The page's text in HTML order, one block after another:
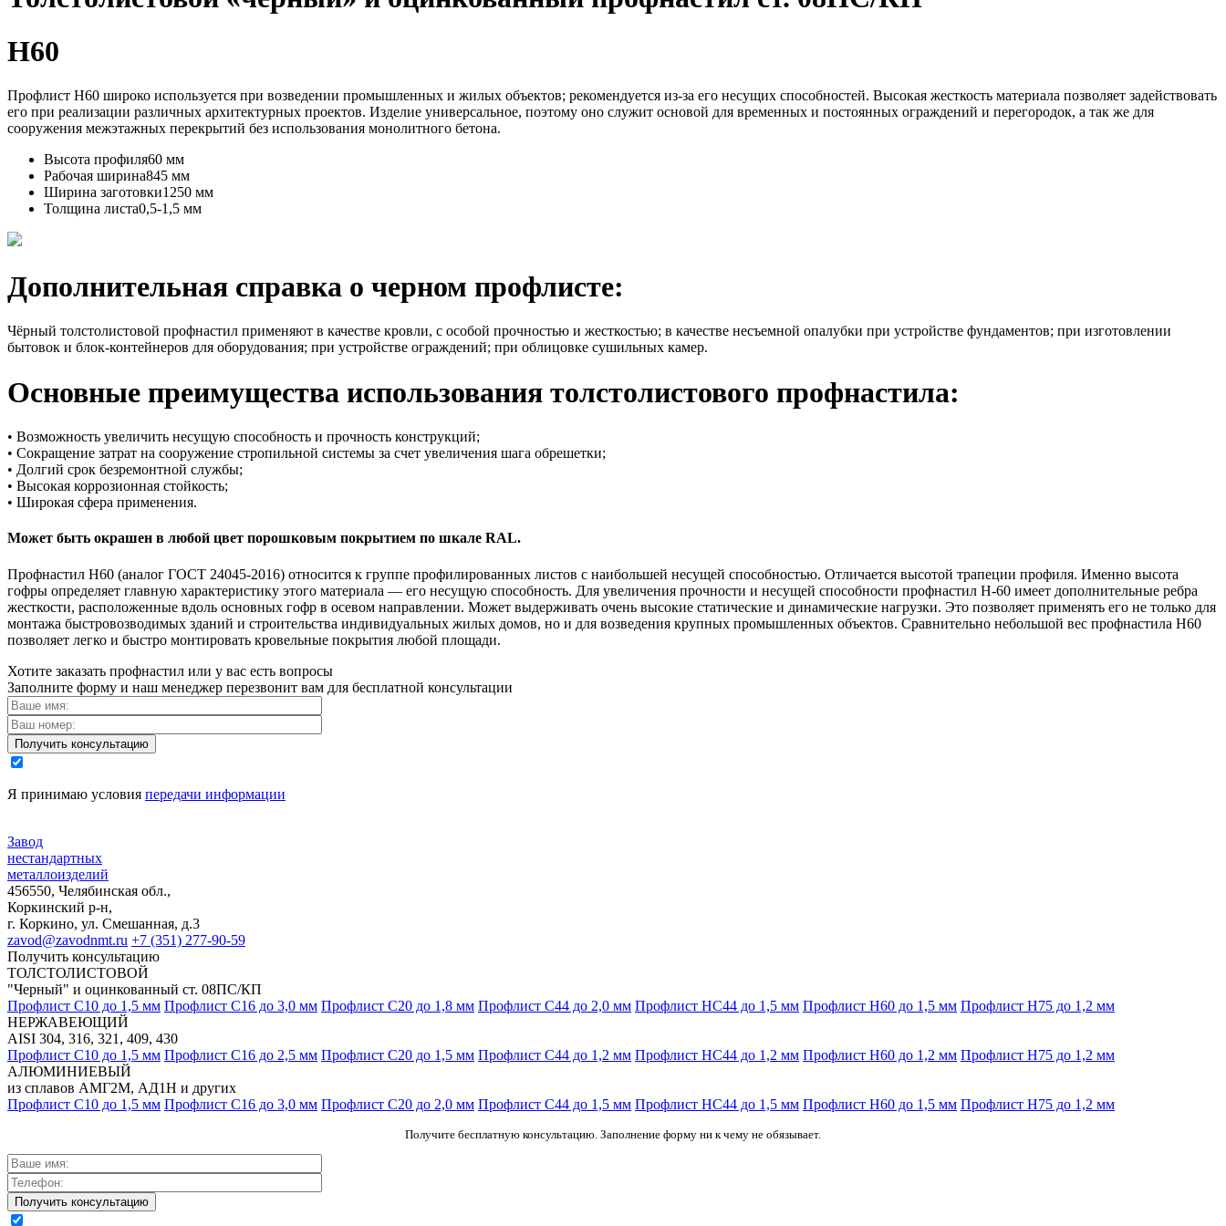
Н60
Профлист Н60 широко используется при возведении промышленных и жилых объектов; рекомендуется из-за его несущих способностей. Высокая жесткость материала позволяет задействовать
его при реализации различных архитектурных проектов. Изделие универсальное, поэтому оно служит основой для временных и постоянных ограждений и перегородок, а так же для
сооружения межэтажных перекрытий без использования монолитного бетона.
Высота профиля60 мм
Рабочая ширина845 мм
Ширина заготовки1250 мм
Толщина листа0,5-1,5 мм
Дополнительная справка о черном профлисте:
Чёрный толстолистовой профнастил применяют в качестве кровли, с особой прочностью и жесткостью; в качестве несъемной опалубки при устройстве фундаментов; при изготовлении
бытовок и блок-контейнеров для оборудования; при устройстве ограждений; при облицовке сушильных камер.
Основные преимущества использования толстолистового профнастила:
• Возможность увеличить несущую способность и прочность конструкций;
• Сокращение затрат на сооружение стропильной системы за счет увеличения шага обрешетки;
• Долгий срок безремонтной службы;
• Высокая коррозионная стойкость;
• Широкая сфера применения.
Может быть окрашен в любой цвет порошковым покрытием по шкале RAL.
Профнастил Н60 (аналог ГОСТ 24045-2016) относится к группе профилированных листов с наибольшей несущей способностью. Отличается высотой трапеции профиля. Именно высота
гофры определяет главную характеристику этого материала — его несущую способность. Для увеличения прочности и несущей способности профнастил Н-60 имеет дополнительные ребра
жесткости, расположенные вдоль основных гофр в осевом направлении. Может выдерживать очень высокие статические и динамические нагрузки. Это позволяет применять его не только для
монтажа быстровозводимых зданий и строительства индивидуальных жилых домов, но и для возведения крупных промышленных объектов. Сравнительно небольшой вес профнастила Н60
позволяет легко и быстро монтировать кровельные покрытия любой площади.
Хотите заказать профнастил или у вас есть вопросы
Заполните форму и наш менеджер перезвонит вам для бесплатной консультации
Я принимаю условия передачи информации
Завод
нестандартных
металлоизделий
456550, Челябинская обл.,
Коркинский р-н,
г. Коркино, ул. Смешанная, д.3
zavod@zavodnmt.ru +7 (351) 277-90-59
Получить консультацию
ТОЛСТОЛИСТОВОЙ
"Черный" и оцинкованный ст. 08ПС/КП
Профлист С10 до 1,5 мм Профлист С16 до 3,0 мм Профлист С20 до 1,8 мм Профлист С44 до 2,0 мм Профлист НС44 до 1,5 мм Профлист Н60 до 1,5 мм Профлист Н75 до 1,2 мм
НЕРЖАВЕЮЩИЙ
AISI 304, 316, 321, 409, 430
Профлист С10 до 1,5 мм Профлист С16 до 2,5 мм Профлист С20 до 1,5 мм Профлист С44 до 1,2 мм Профлист НС44 до 1,2 мм Профлист Н60 до 1,2 мм Профлист Н75 до 1,2 мм
АЛЮМИНИЕВЫЙ
из сплавов АМГ2М, АД1Н и других
Профлист С10 до 1,5 мм Профлист С16 до 3,0 мм Профлист С20 до 2,0 мм Профлист С44 до 1,5 мм Профлист НС44 до 1,5 мм Профлист Н60 до 1,5 мм Профлист Н75 до 1,2 мм
Получите бесплатную консультацию. Заполнение форму ни к чему не обязывает.